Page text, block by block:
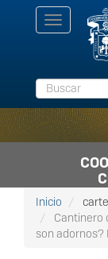
Toggle
navigation
Buscar
Inicio
Cantinero
son adornos?